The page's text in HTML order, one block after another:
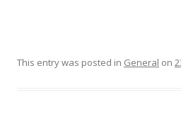
This entry was posted in General on